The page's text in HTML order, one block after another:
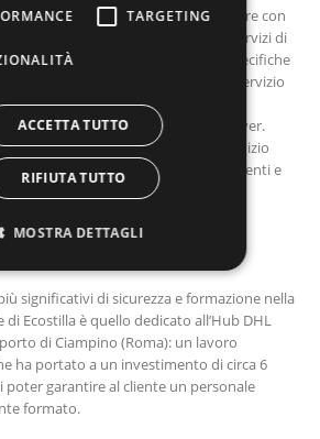
varia a seconda del settore con
ancor più nell’erogazione di servizi di
timone spetta al cliente e alle sue specifiche
esempio, un data center impone un servizio
in cui l’operatore ha le giuste
per lavorare in sicurezza su rack e server.
diverse rispetto a un servizio
di uffici con centinaia di dipendenti e
sanificare e proteggere da rischi di
significativi di sicurezza e formazione nella
di Ecostilla è quello dedicato all’Hub DHL
di Ciampino (Roma): un lavoro
ha portato a un investimento di circa 6
poter garantire al cliente un personale
formato.
TARGETING
ACCETTA TUTTO
RIFIUTA TUTTO
MOSTRA DETTAGLI